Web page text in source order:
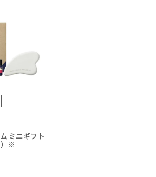
ミニギフト
）※